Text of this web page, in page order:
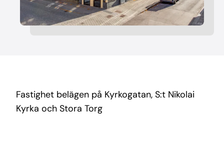
Fastighet belägen på Kyrkogatan, S:t Nikolai
Kyrka och Stora Torg